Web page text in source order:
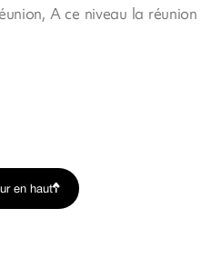
A ce niveau la réunion
en haut